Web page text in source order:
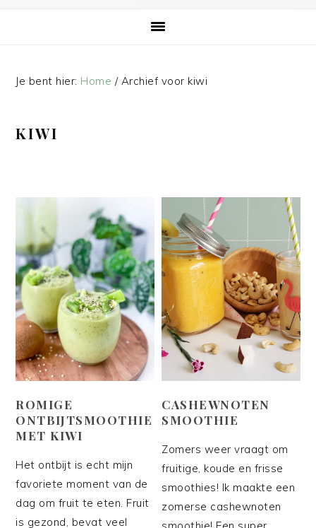
Je bent hier: Home /Archief voor kiwi
KIWI
ROMIGE
ONTBIJTSMOOTHIE
MET KIWI
Het ontbijt is echt mijn
favoriete moment van de
dag om fruit te eten. Fruit
is gezond, bevat veel
CASHEWNOTEN
SMOOTHIE
Zomers weer vraagt om
fruitige, koude en frisse
smoothies! Ik maakte een
zomerse cashewnoten